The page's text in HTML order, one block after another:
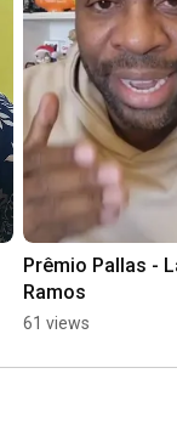
Prêmio Pallas -
Ramos
61 views